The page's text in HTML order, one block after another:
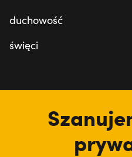
duchowość
święci